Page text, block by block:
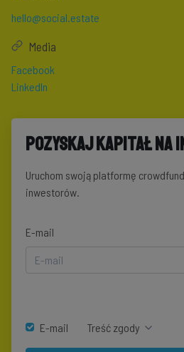
Pozyskaj kapitał na
Uruchom swoją platformę
inwestorów.
E-mail
E-mail Treść zgody
hello@social.estate
Media
Facebook
LinkedIn